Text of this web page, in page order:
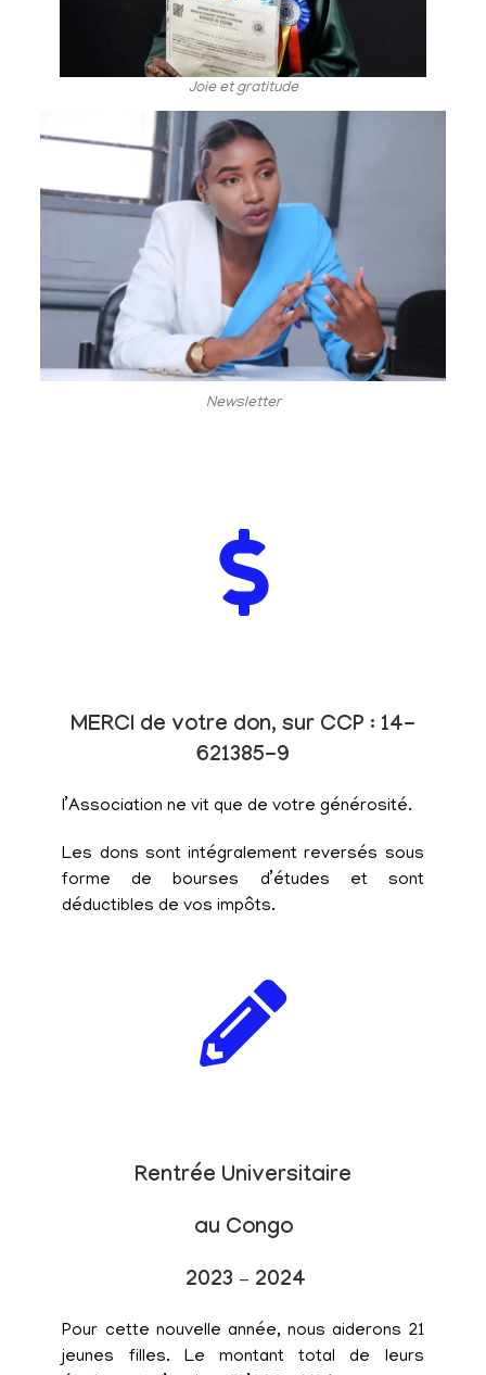
Joie et gratitude
Newsletter
MERCI de votre don, sur CCP : 14-
621385-9
l’Association ne vit que de votre générosité.
Les dons sont intégralement reversés sous
forme de bourses d’études et sont
déductibles de vos impôts.
Rentrée Universitaire
au Congo
2023 – 2024
Pour cette nouvelle année, nous aiderons 21
jeunes filles. Le montant total de leurs